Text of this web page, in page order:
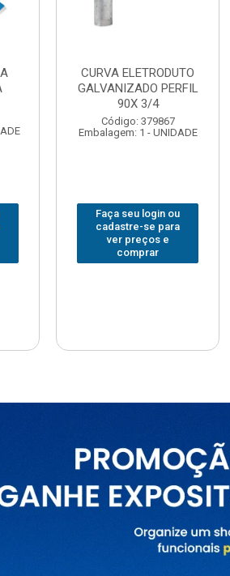
SOQUETE COM
FOTOCELULA EXATRON
COM SENSOR
SPT0E27XC
Código: 379788
Faça seu login ou
cadastre-se para
ver preços e
comprar